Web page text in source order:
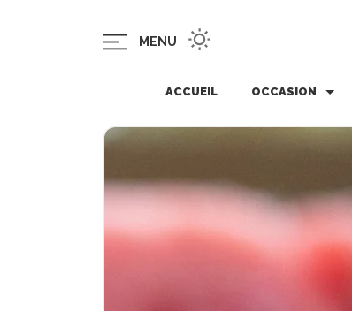
MENU
ACCUEIL OCCASION